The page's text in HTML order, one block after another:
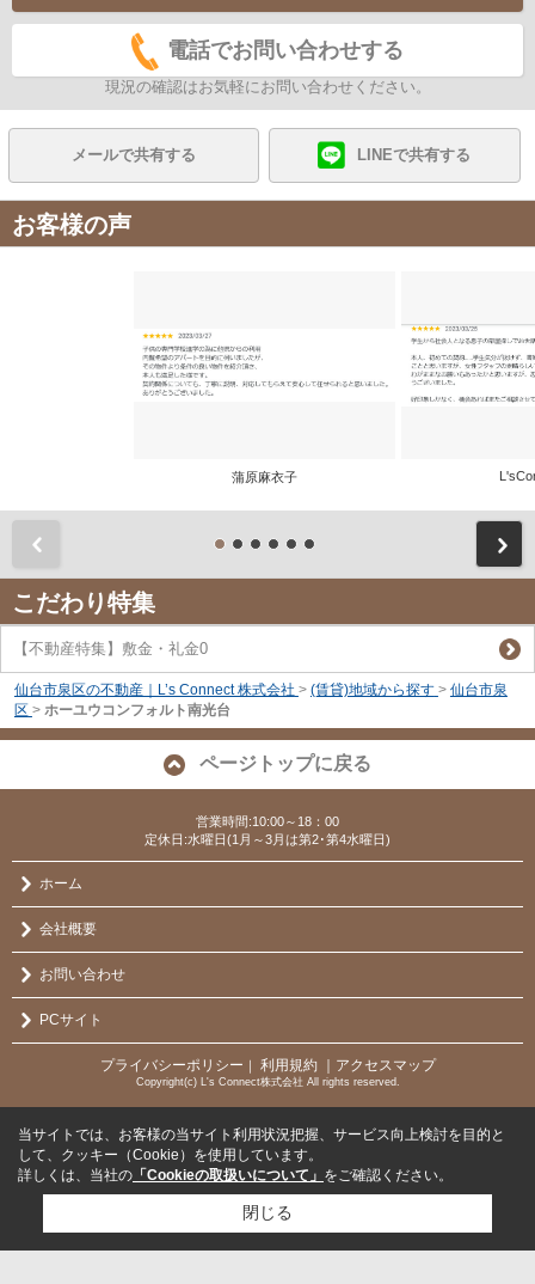
電話でお問い合わせする
現況の確認はお気軽にお問い合わせください。
メールで共有する LINEで共有する
お客様の声
蒲原麻衣子
こだわり特集
【不動産特集】敷金・礼金0
仙台市泉区の不動産｜L’s Connect 株式会社 > (賃貸)地域から探す > 仙台市泉
区 > ホーユウコンフォルト南光台
ページトップに戻る
営業時間:10:00～18：00
定休日:水曜日(1月～3月は第2･第4水曜日)
ホーム
会社概要
お問い合わせ
PCサイト
プライバシーポリシー 利用規約 ｜アクセスマップ
Copyright(c) L's Connect株式会社 All rights reserved.
当サイトでは、お客様の当サイト利用状況把握、サービス向上検討を目的と
して、クッキー（Cookie）を使用しています。
詳しくは、当社の 「Cookieの取扱いについて」 をご確認ください。
閉じる